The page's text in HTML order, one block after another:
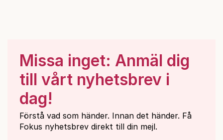
Missa inget: Anmäl dig
till vårt nyhetsbrev i
dag!
Förstå vad som händer. Innan det händer. Få
Fokus nyhetsbrev direkt till din mejl.